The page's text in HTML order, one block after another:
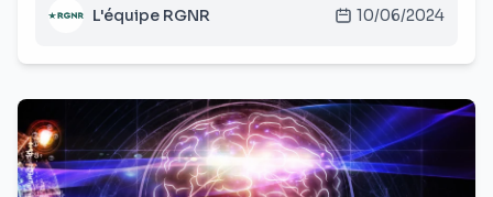
L'équipe RGNR 10/06/2024